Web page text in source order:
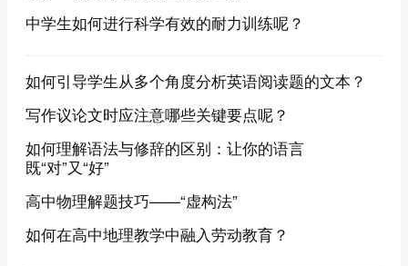
中学生如何进行科学有效的耐力训练呢？
如何引导学生从多个角度分析英语阅读题的文本？
写作议论文时应注意哪些关键要点呢？
如何理解语法与修辞的区别：让你的语言
既“对”又“好”
高中物理解题技巧——“虚构法”
如何在高中地理教学中融入劳动教育？